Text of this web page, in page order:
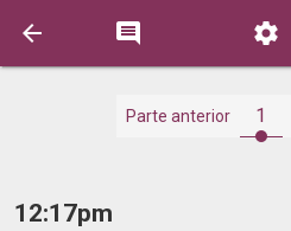
  
Parte anterior 1
12:17pm